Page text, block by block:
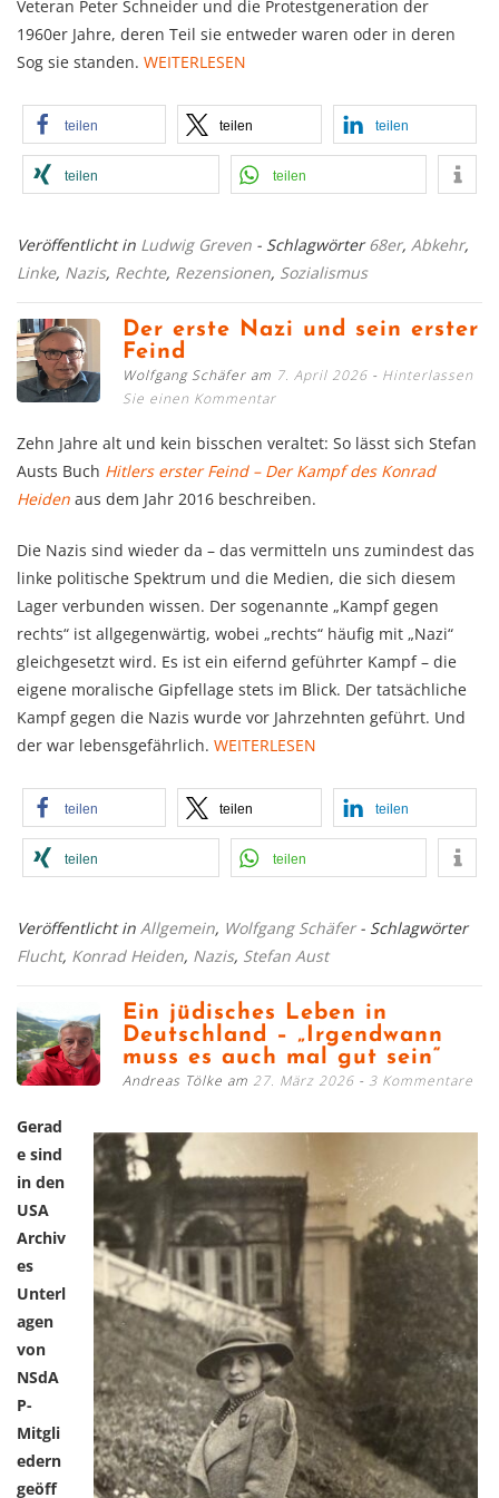
Veteran Peter Schneider und die Protestgeneration der
1960er Jahre, deren Teil sie entweder waren oder in deren
Sog sie standen. WEITERLESEN
teilen teilen teilen
teilen teilen
Veröffentlicht in Ludwig Greven - Schlagwörter68er, Abkehr,
Linke, Nazis, Rechte, Rezensionen, Sozialismus
Der erste Nazi und sein erster
Feind
Wolfgang Schäfer am 7. April 2026
Hinterlassen
Sie einen Kommentar
Zehn Jahre alt und kein bisschen veraltet: So lässt sich Stefan
Austs Buch Hitlers erster Feind – Der Kampf des Konrad
Heiden aus dem Jahr 2016 beschreiben.
Die Nazis sind wieder da – das vermitteln uns zumindest das
linke politische Spektrum und die Medien, die sich diesem
Lager verbunden wissen. Der sogenannte „Kampf gegen
rechts“ ist allgegenwärtig, wobei „rechts“ häufig mit „Nazi“
gleichgesetzt wird. Es ist ein eifernd geführter Kampf – die
eigene moralische Gipfellage stets im Blick. Der tatsächliche
Kampf gegen die Nazis wurde vor Jahrzehnten geführt. Und
der war lebensgefährlich. WEITERLESEN
teilen teilen teilen
teilen teilen
Veröffentlicht in Allgemein, Wolfgang Schäfer - Schlagwörter
Flucht, Konrad Heiden, Nazis, Stefan Aust
Ein jüdisches Leben in
Deutschland – „Irgendwann
muss es auch mal gut sein“
Andreas Tölke am 27. März 2026 3 Kommentare
Gerad
e sind
in den
USA
Archiv
es
Unterl
agen
von
NSdA
P-
Mitgli
edern
geöff